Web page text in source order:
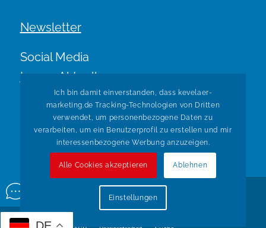
Newsletter
Social Media
Immer Aktuell.
© Copyright Kevelaer Marketing. Realisiert durch
Ich bin damit einverstanden, dass kevelaer-
marketing.de Tracking-Technologien von Dritten
verwendet, um personenbezogene Daten zu
verarbeiten, um ein Benutzerprofil zu erstellen und mir
interessenbezogene Werbung anzuzeigen.
Alle Cookies akzeptieren Ablehnen
Einstellungen